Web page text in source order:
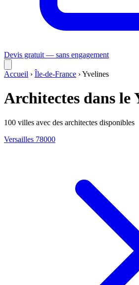
Devis gratuit — sans engagement
Accueil › Île-de-France ›Yvelines
Architectes dans le
100 villes avec des architectes disponibles
Versailles 78000